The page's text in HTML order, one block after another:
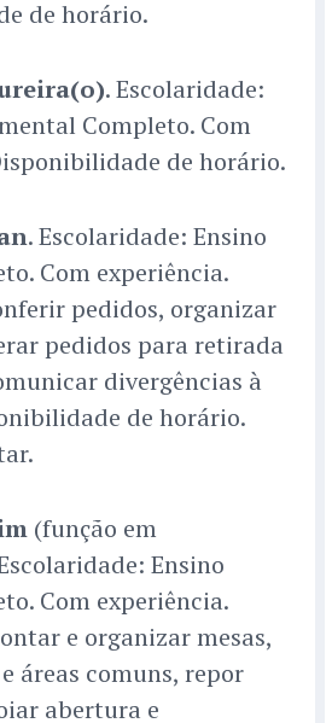
de horário.
. Escolaridade:
Completo. Com
de horário.
. Escolaridade: Ensino
Com experiência.
pedidos, organizar
pedidos para retirada
divergências à
de horário.
(função em
Ensino
Com experiência.
e organizar mesas,
áreas comuns, repor
abertura e